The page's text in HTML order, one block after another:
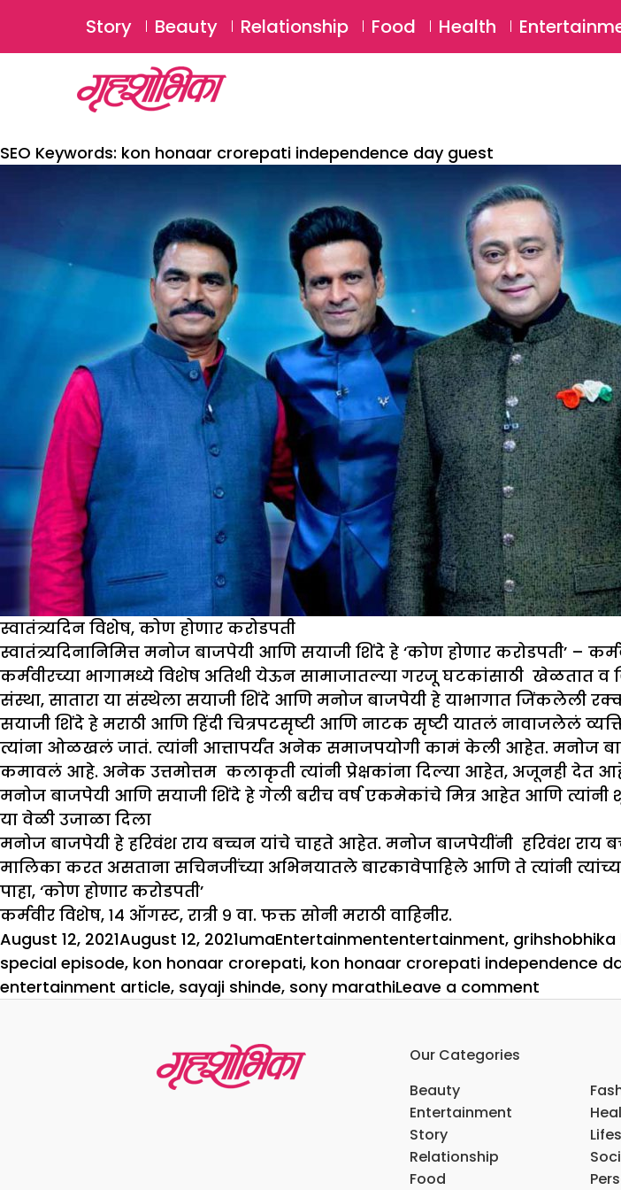
Story Beauty Relationship Food Health
SEO Keywords: kon honaar crorepati independence day guest
स्वातंत्र्यदिन विशेष, कोण होणार करोडपती
स्वातंत्र्यदिनानिमित्त मनोज बाजपेयी आणि सयाजी शिंदे हे ‘कोण होणार करोडपती’ –
कर्मवीरच्या भागामध्ये विशेष अतिथी येऊन सामाजातल्या गरजू घटकांसाठी खेळतात
संस्था, सातारा या संस्थेला सयाजी शिंदे आणि मनोज बाजपेयी हे याभागात जिंकलेली
सयाजी शिंदे हे मराठी आणि हिंदी चित्रपटसृष्टी आणि नाटक सृष्टी यातलं नावाजलेलं
त्यांना ओळखलं जातं. त्यांनी आत्तापर्यंत अनेक समाजपयोगी कामं केली आहेत. मनोज
कमावलं आहे. अनेक उत्तमोत्तम कलाकृती त्यांनी प्रेक्षकांना दिल्या आहेत, अजूनही देत
मनोज बाजपेयी आणि सयाजी शिंदे हे गेली बरीच वर्ष एकमेकांचे मित्र आहेत आणि त्यांनी
या वेळी उजाळा दिला
मनोज बाजपेयी हे हरिवंश राय बच्चन यांचे चाहते आहेत. मनोज बाजपेयींनी हरिवंश
मालिका करत असताना सचिनजींच्या अभिनयातले बारकावेपाहिले आणि ते त्यांनी
पाहा, ‘कोण होणार करोडपती’
कर्मवीर विशेष, १४ ऑगस्ट, रात्री ९ वा. फक्त सोनी मराठी वाहिनीर.
Posted
on
August 12, 2021August 12, 2021Author
umaCategories
EntertainmentTags
entertainment,
special episode, kon honaar crorepati, kon honaar crorepati independence
entertainment article, sayaji shinde, sony marathiLeave a comment
Our Categories
Beauty
Entertainment
Story
Relationship
Food